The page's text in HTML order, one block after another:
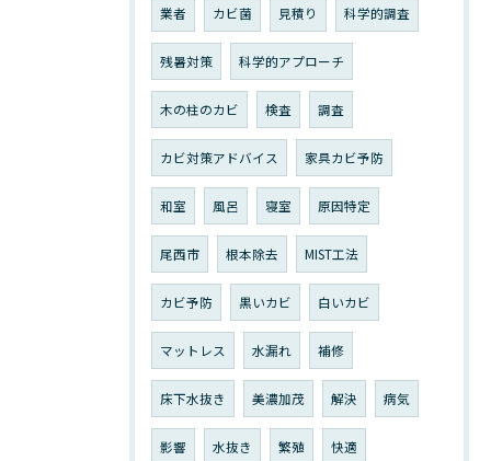
業者 カビ菌 見積り 科学的調査
残暑対策 科学的アプローチ
木の柱のカビ 検査 調査
カビ対策アドバイス 家具カビ予防
和室 風呂 寝室 原因特定
尾西市 根本除去 MIST工法
カビ予防 黒いカビ 白いカビ
マットレス 水漏れ 補修
床下水抜き 美濃加茂 解決 病気
影響 水抜き 繁殖 快適